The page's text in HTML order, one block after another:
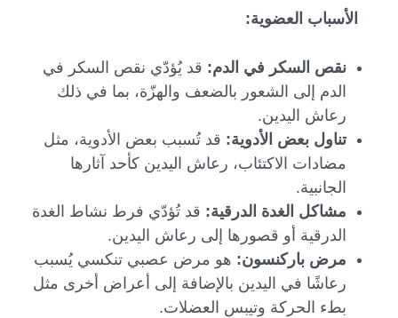
الأسباب العضوية:
نقص السكر في الدم: قد يُؤدّي نقص السكر في
الدم إلى الشعور بالضعف والهزّة، بما في ذلك
رعاش اليدين.
تناول بعض الأدوية: قد تُسبب بعض الأدوية، مثل
مضادات الاكتئاب، رعاش اليدين كأحد آثارها
الجانبية.
مشاكل الغدة الدرقية: قد تُؤدّي فرط نشاط الغدة
الدرقية أو قصورها إلى رعاش اليدين.
مرض باركنسون: هو مرض عصبي تنكسي يُسبب
رعاشًا في اليدين بالإضافة إلى أعراض أخرى مثل
بطء الحركة وتيبس العضلات.